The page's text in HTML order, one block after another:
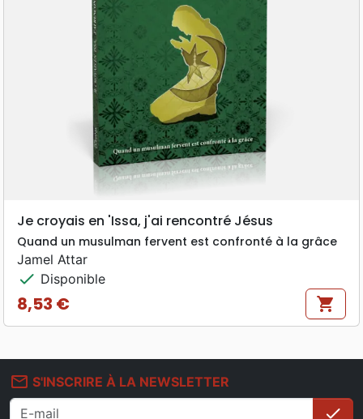
Je croyais en 'Issa, j'ai rencontré Jésus
Quand un musulman fervent est confronté à la grâce
Jamel Attar
check Disponible
Prix
8,53 € shopping_cart
mail_outline S'INSCRIRE À LA NEWSLETTER
check